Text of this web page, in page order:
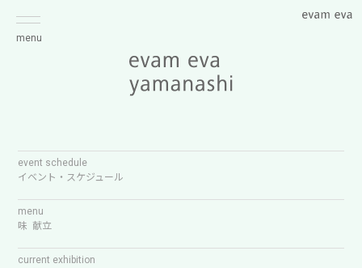
menu
event schedule
イベント・スケジュール
menu
味 献立
current exhibition